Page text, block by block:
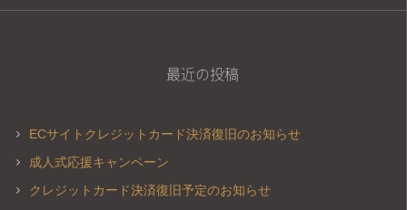
最近の投稿
ECサイトクレジットカード決済復旧のお知らせ
成人式応援キャンペーン
クレジットカード決済復旧予定のお知らせ